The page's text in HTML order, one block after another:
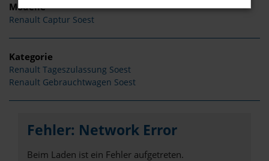
Modelle
Renault Captur Soest
Kategorie
Renault Tageszulassung Soest
Renault Gebrauchtwagen Soest
Fehler: Network Error
Beim Laden ist ein Fehler aufgetreten.